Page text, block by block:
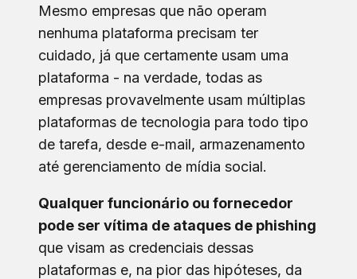
Mesmo empresas que não operam
nenhuma plataforma precisam ter
cuidado, já que certamente usam uma
plataforma - na verdade, todas as
empresas provavelmente usam múltiplas
plataformas de tecnologia para todo tipo
de tarefa, desde e-mail, armazenamento
até gerenciamento de mídia social.
Qualquer funcionário ou fornecedor
pode ser vítima de ataques de phishing
que visam as credenciais dessas
plataformas e, na pior das hipóteses, da